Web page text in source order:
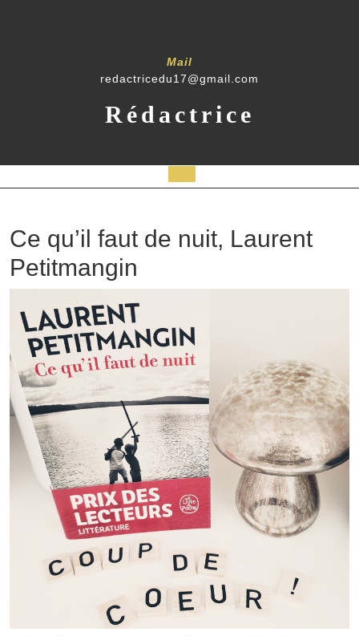
Mail
redactricedu17@gmail.com
Rédactrice
Ce qu’il faut de nuit, Laurent
Petitmangin